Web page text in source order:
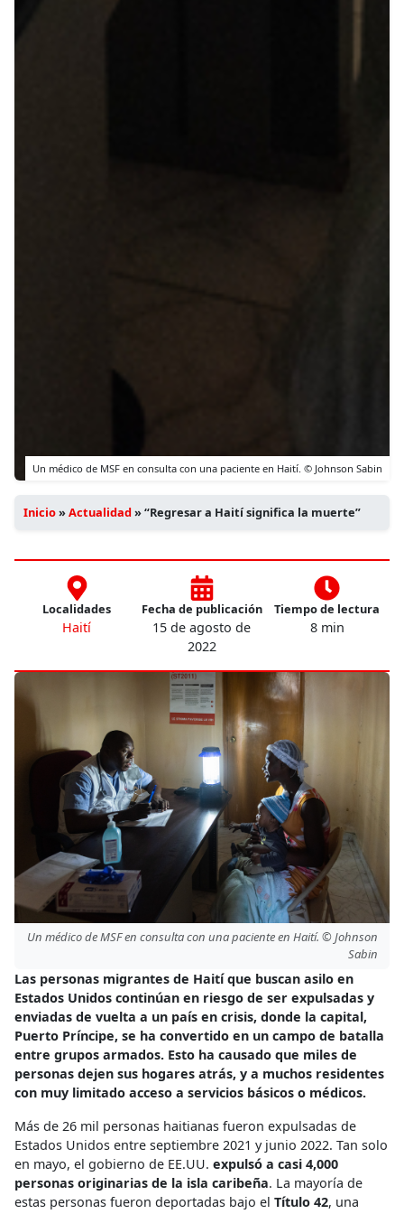
Un médico de MSF en consulta con una paciente en Haití. © Johnson Sabin
Inicio»Actualidad»“Regresar a Haití significa la muerte”
Localidades
Haití
Fecha de publicación
15 de agosto de
2022
Tiempo de lectura
8 min
Un médico de MSF en consulta con una paciente en Haití. © Johnson
Sabin
Las personas migrantes de Haití que buscan asilo en
Estados Unidos continúan en riesgo de ser expulsadas y
enviadas de vuelta a un país en crisis, donde la capital,
Puerto Príncipe, se ha convertido en un campo de batalla
entre grupos armados. Esto ha causado que miles de
personas dejen sus hogares atrás, y a muchos residentes
con muy limitado acceso a servicios básicos o médicos.
Más de 26 mil personas haitianas fueron expulsadas de
Estados Unidos entre septiembre 2021 y junio 2022. Tan solo
en mayo, el gobierno de EE.UU. expulsó a casi 4,000
personas originarias de la isla caribeña. La mayoría de
estas personas fueron deportadas bajo el Título 42, una